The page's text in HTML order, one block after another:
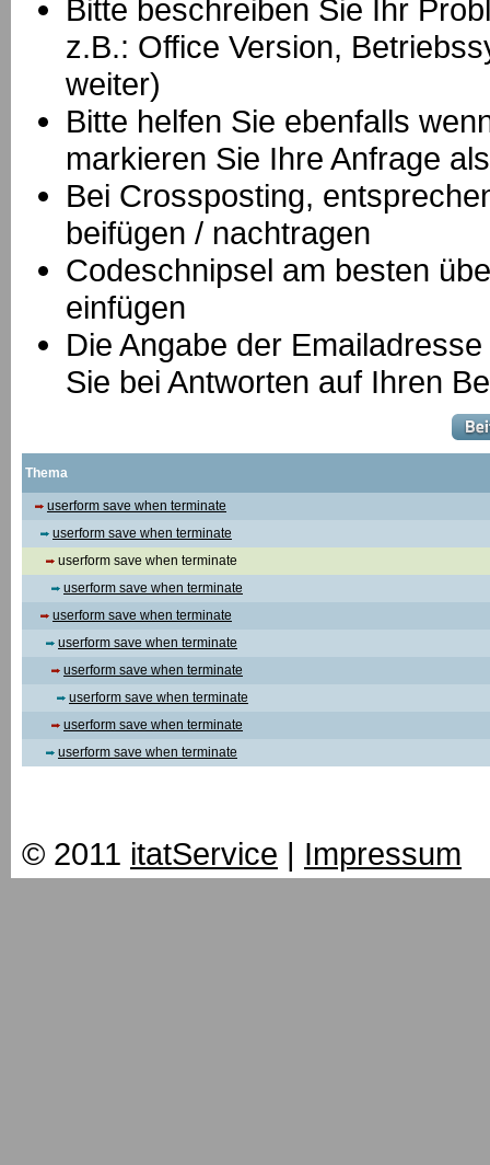
Bitte beschreiben Sie Ihr
z.B.: Office Version,
weiter)
Bitte helfen Sie ebenfalls
markieren Sie Ihre Anfrage
Bei Crossposting,
beifügen / nachtragen
Codeschnipsel am besten
einfügen
Die Angabe der
Sie bei Antworten auf Ihren
Thema
userform save when terminate
userform save when terminate
userform save when terminate
userform save when terminate
userform save when terminate
userform save when terminate
userform save when terminate
userform save when terminate
userform save when terminate
userform save when terminate
© 2011 itatService | Impressum